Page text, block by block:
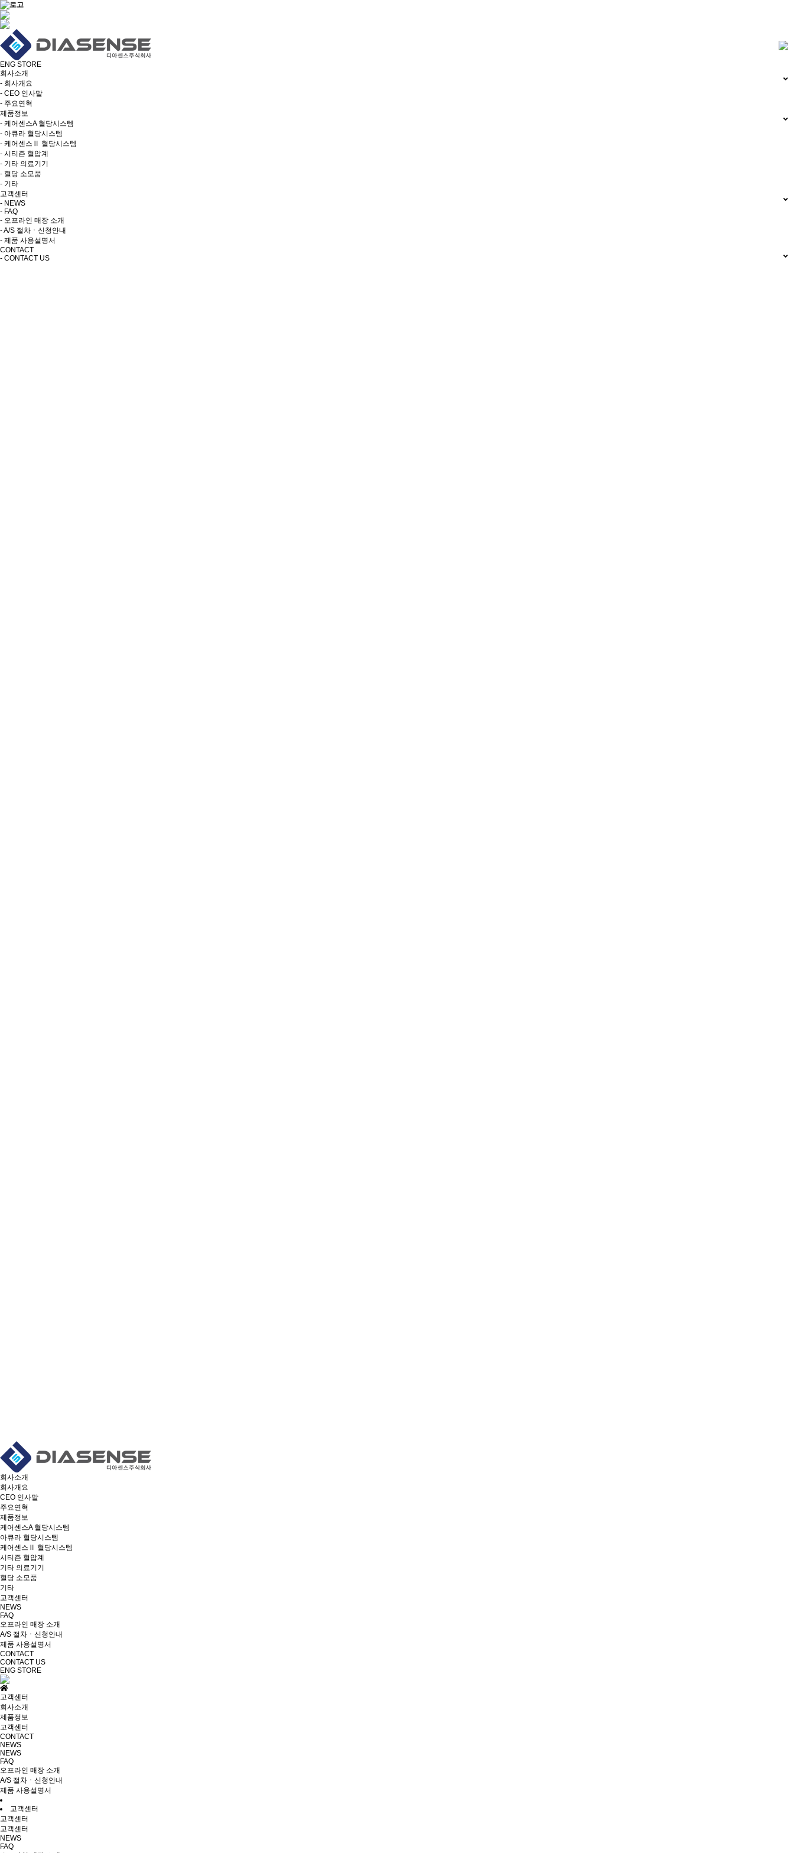
ENG STORE
회사소개
- 회사개요
- CEO 인사말
- 주요연혁
제품정보
- 케어센스A 혈당시스템
- 아큐라 혈당시스템
- 케어센스Ⅱ 혈당시스템
- 시티즌 혈압계
- 기타 의료기기
- 혈당 소모품
- 기타
고객센터
- NEWS
- FAQ
- 오프라인 매장 소개
- A/S 절차ㆍ신청안내
- 제품 사용설명서
CONTACT
- CONTACT US
회사소개
회사개요
CEO 인사말
주요연혁
제품정보
케어센스A 혈당시스템
아큐라 혈당시스템
케어센스Ⅱ 혈당시스템
시티즌 혈압계
기타 의료기기
혈당 소모품
기타
고객센터
NEWS
FAQ
오프라인 매장 소개
A/S 절차ㆍ신청안내
제품 사용설명서
CONTACT
CONTACT US
ENG STORE
고객센터
회사소개
제품정보
고객센터
CONTACT
NEWS
NEWS
FAQ
오프라인 매장 소개
A/S 절차ㆍ신청안내
제품 사용설명서
고객센터
고객센터
고객센터
NEWS
FAQ